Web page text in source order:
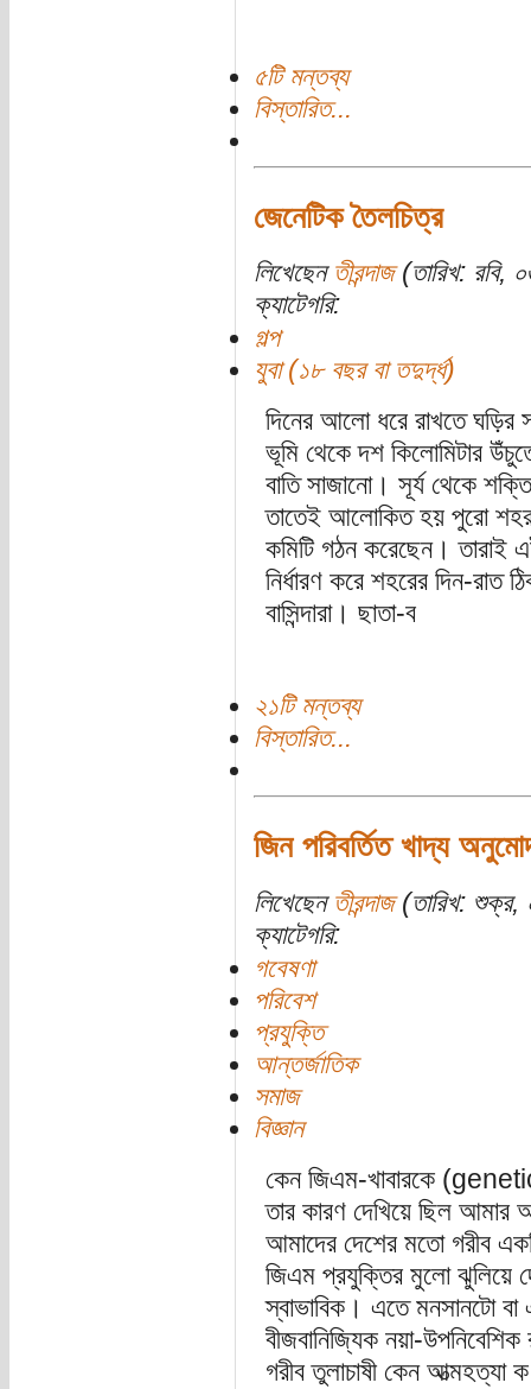
৫টি মন্তব্য
বিস্তারিত...
জেনেটিক তৈলচিত্র
লিখেছেন তীরন্দাজ(তারিখ: রবি,
ক্যাটেগরি:
গল্প
যুবা (১৮ বছর বা তদুর্দ্ধ)
দিনের আলো ধরে রাখতে ঘড়ির
ভূমি থেকে দশ কিলোমিটার
বাতি সাজানো। সূর্য থেকে
তাতেই আলোকিত হয় পুরো শহর।
কমিটি গঠন করেছেন। তারাই
নির্ধারণ করে শহরের দিন-
বাসিন্দারা। ছাতা-ব
২১টি মন্তব্য
বিস্তারিত...
জিন পরিবর্তিত খাদ্য
লিখেছেন তীরন্দাজ(তারিখ: শুক্র,
ক্যাটেগরি:
গবেষণা
পরিবেশ
প্রযুক্তি
আন্তর্জাতিক
সমাজ
বিজ্ঞান
কেন জিএম-খাবারকে
তার কারণ দেখিয়ে ছিল আমার
আমাদের দেশের মতো গরীব
জিএম প্রযুক্তির মুলো ঝুলিয়ে
স্বাভাবিক। এতে মনসানটো বা
বীজবানিজ্যিক নয়া-
গরীব তুলাচাষী কেন আত্মহত্যা ক